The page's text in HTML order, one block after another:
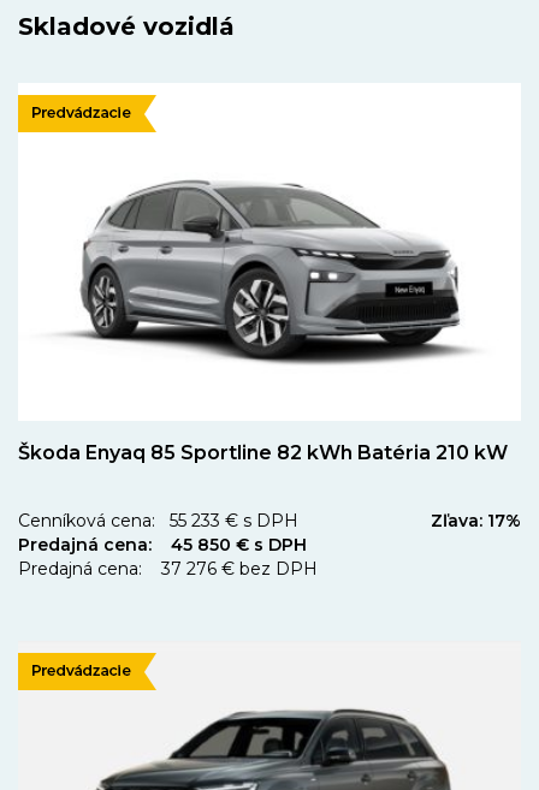
Skladové vozidlá
Škoda Enyaq 85 Sportline 82 kWh Batéria 210 kW
Zľava: 17%
Cenníková cena: 55 233 € s DPH
Predajná cena: 45 850 € s DPH
Predajná cena: 37 276 € bez DPH